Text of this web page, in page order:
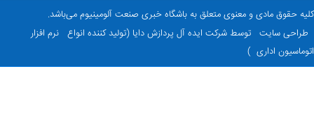
حقوق مادی و معنوی متعلق به باشگاه خبری صنعت آلومینیوم می‌باشد.
سایت توسط شرکت ایده آل پردازش دایا (تولید کننده انواع نرم افزار
اداری )